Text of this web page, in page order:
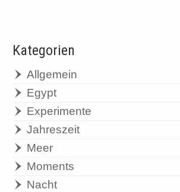
Kategorien
Allgemein
Egypt
Experimente
Jahreszeit
Meer
Moments
Nacht